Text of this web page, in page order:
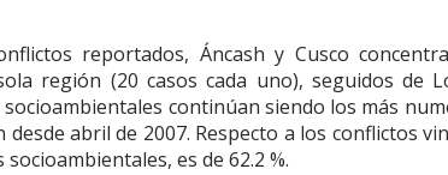
reportados, Áncash y Cusco
región (20 casos cada uno), seguidos de
continúan siendo los más
abril de 2007. Respecto a los conflictos
es de 62.2 %.